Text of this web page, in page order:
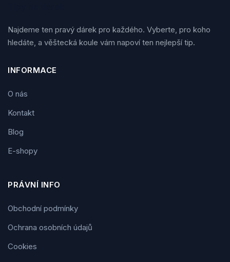
Najdeme ten pravý dárek pro každého. Vyberte, pro koho
hledáte, a věštecká koule vám napoví ten nejlepší tip.
INFORMACE
O nás
Kontakt
Blog
E-shopy
PRÁVNÍ INFO
Obchodní podmínky
Ochrana osobních údajů
Cookies